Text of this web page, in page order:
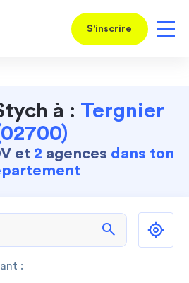
S'inscrire
à : Tergnier
et 2 agences dans ton
search
: